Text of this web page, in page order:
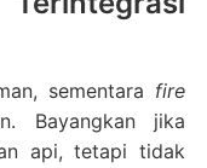
sementara fire
Bayangkan jika
api, tetapi tidak